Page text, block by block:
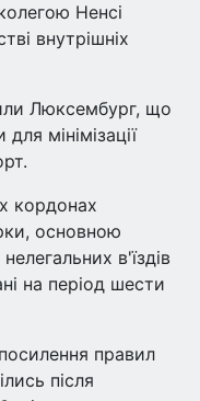
Ненсі
внутрішніх
Люксембург, що
мінімізації
кордонах
основною
в'їздів
на період шести
правил
після